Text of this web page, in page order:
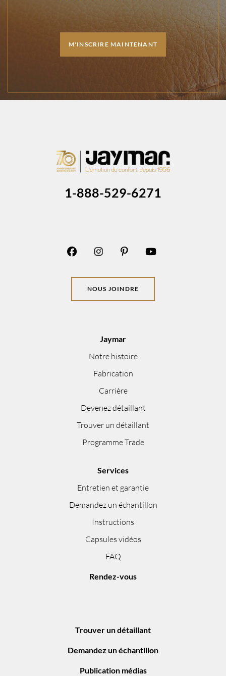
M'INSCRIRE MAINTENANT
1-888-529-6271
NOUS JOINDRE
Jaymar
Notre histoire
Fabrication
Carrière
Devenez détaillant
Trouver un détaillant
Programme Trade
Services
Entretien et garantie
Demandez un échantillon
Instructions
Capsules vidéos
FAQ
Rendez-vous
Trouver un détaillant
Demandez un échantillon
Publication médias